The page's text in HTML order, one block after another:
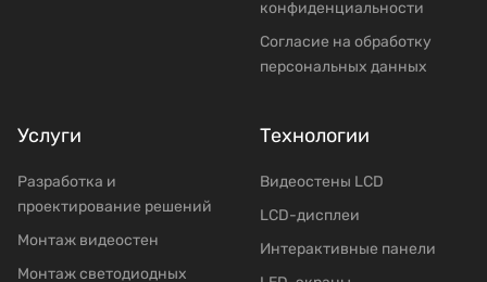
конфиденциальности
Согласие на обработку
персональных данных
Услуги
Разработка и
проектирование решений
Mонтаж видеостен
Moнтаж светодиодных
Технологии
Видеостены LCD
LCD-дисплеи
Интерактивные панели